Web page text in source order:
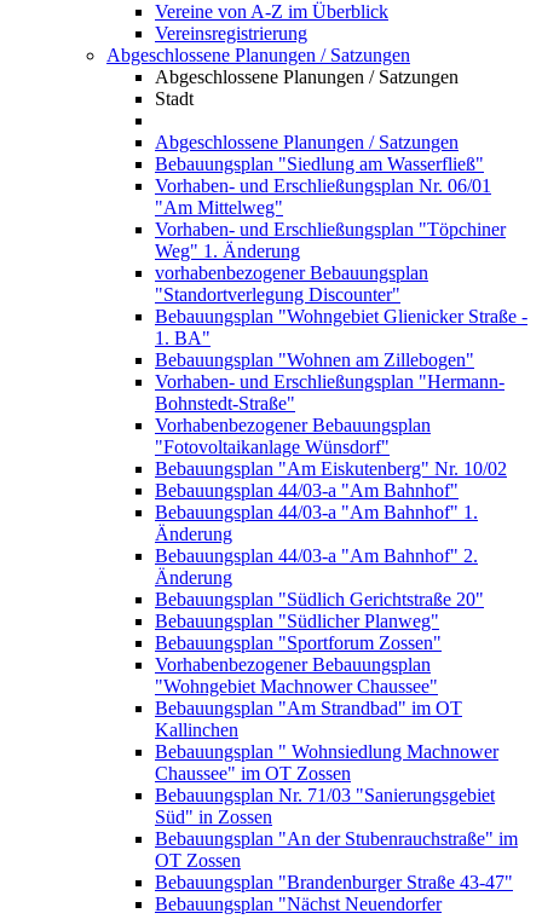
Vereine von A-Z im Überblick
Vereinsregistrierung
Abgeschlossene Planungen / Satzungen
Abgeschlossene Planungen / Satzungen
Stadt
Abgeschlossene Planungen / Satzungen
Bebauungsplan "Siedlung am Wasserfließ"
Vorhaben- und Erschließungsplan Nr. 06/01
"Am Mittelweg"
Vorhaben- und Erschließungsplan "Töpchiner
Weg" 1. Änderung
vorhabenbezogener Bebauungsplan
"Standortverlegung Discounter"
Bebauungsplan "Wohngebiet Glienicker Straße -
1. BA"
Bebauungsplan "Wohnen am Zillebogen"
Vorhaben- und Erschließungsplan "Hermann-
Bohnstedt-Straße"
Vorhabenbezogener Bebauungsplan
"Fotovoltaikanlage Wünsdorf"
Bebauungsplan "Am Eiskutenberg" Nr. 10/02
Bebauungsplan 44/03-a "Am Bahnhof"
Bebauungsplan 44/03-a "Am Bahnhof" 1.
Änderung
Bebauungsplan 44/03-a "Am Bahnhof" 2.
Änderung
Bebauungsplan "Südlich Gerichtstraße 20"
Bebauungsplan "Südlicher Planweg"
Bebauungsplan "Sportforum Zossen"
Vorhabenbezogener Bebauungsplan
"Wohngebiet Machnower Chaussee"
Bebauungsplan "Am Strandbad" im OT
Kallinchen
Bebauungsplan " Wohnsiedlung Machnower
Chaussee" im OT Zossen
Bebauungsplan Nr. 71/03 "Sanierungsgebiet
Süd" in Zossen
Bebauungsplan "An der Stubenrauchstraße" im
OT Zossen
Bebauungsplan "Brandenburger Straße 43-47"
Bebauungsplan "Nächst Neuendorfer